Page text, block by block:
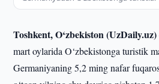
Toshkent, O‘zbekiston
mart oylarida O‘zbekistonga turistik
Germaniyaning 5,2 ming nafar